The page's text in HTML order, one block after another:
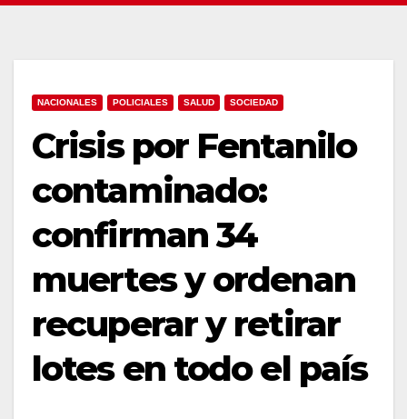
NACIONALES POLICIALES SALUD SOCIEDAD
Crisis por Fentanilo
contaminado:
confirman 34
muertes y ordenan
recuperar y retirar
lotes en todo el país